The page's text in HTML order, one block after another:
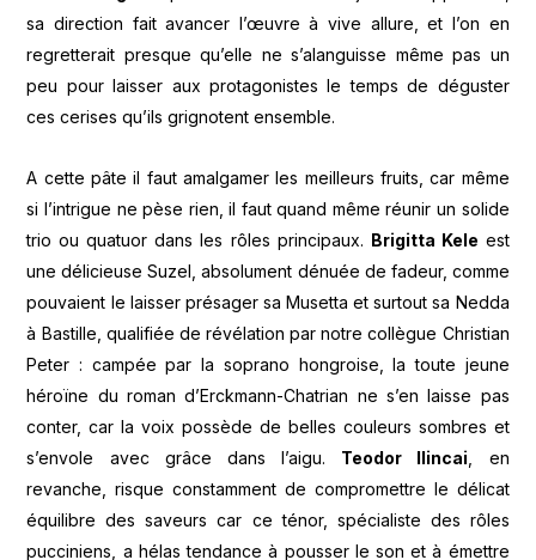
sa direction fait avancer l’œuvre à vive allure, et l’on en
regretterait presque qu’elle ne s’alanguisse même pas un
peu pour laisser aux protagonistes le temps de déguster
ces cerises qu’ils grignotent ensemble.
A cette pâte il faut amalgamer les meilleurs fruits, car même
si l’intrigue ne pèse rien, il faut quand même réunir un solide
trio ou quatuor dans les rôles principaux. Brigitta Kele est
une délicieuse Suzel, absolument dénuée de fadeur, comme
pouvaient le laisser présager sa Musetta et surtout sa Nedda
à Bastille, qualifiée de révélation par notre collègue Christian
Peter : campée par la soprano hongroise, la toute jeune
héroïne du roman d’Erckmann-Chatrian ne s’en laisse pas
conter, car la voix possède de belles couleurs sombres et
s’envole avec grâce dans l’aigu. Teodor Ilincai , en
revanche, risque constamment de compromettre le délicat
équilibre des saveurs car ce ténor, spécialiste des rôles
pucciniens, a hélas tendance à pousser le son et à émettre